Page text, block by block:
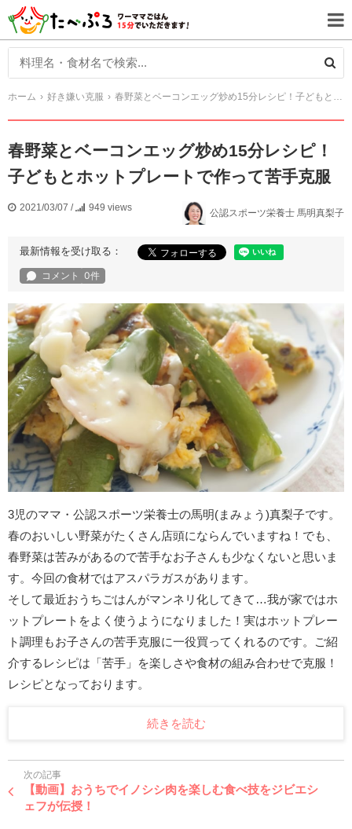
ホーム 好き嫌い克服 春野菜とベーコンエッグ炒め15分レシピ！子どもとホットプレートで作って苦手克服
春野菜とベーコンエッグ炒め15分レシピ！
子どもとホットプレートで作って苦手克服
2021/03/07 / 949 views 公認スポーツ栄養士 馬明真梨子
最新情報を受け取る：
3児のママ・公認スポーツ栄養士の馬明(まみょう)真梨子です。
春のおいしい野菜がたくさん店頭にならんでいますね！でも、
春野菜は苦みがあるので苦手なお子さんも少なくないと思いま
す。今回の食材ではアスパラガスがあります。
そして最近おうちごはんがマンネリ化してきて…我が家ではホ
ットプレートをよく使うようになりました！実はホットプレー
ト調理もお子さんの苦手克服に一役買ってくれるのです。ご紹
介するレシピは「苦手」を楽しさや食材の組み合わせで克服！
レシピとなっております。
続きを読む
次の記事
【動画】おうちでイノシシ肉を楽しむ食べ技をジビエシ
ェフが伝授！